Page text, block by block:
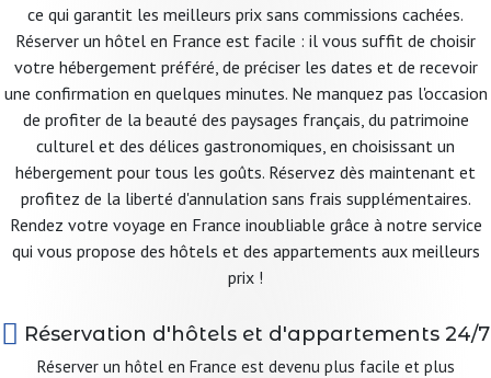
ce qui garantit les meilleurs prix sans commissions cachées.
Réserver un hôtel en France est facile : il vous suffit de choisir
votre hébergement préféré, de préciser les dates et de recevoir
une confirmation en quelques minutes. Ne manquez pas l'occasion
de profiter de la beauté des paysages français, du patrimoine
culturel et des délices gastronomiques, en choisissant un
hébergement pour tous les goûts. Réservez dès maintenant et
profitez de la liberté d'annulation sans frais supplémentaires.
Rendez votre voyage en France inoubliable grâce à notre service
qui vous propose des hôtels et des appartements aux meilleurs
prix !
Réservation d'hôtels et d'appartements 24/7
Réserver un hôtel en France est devenu plus facile et plus